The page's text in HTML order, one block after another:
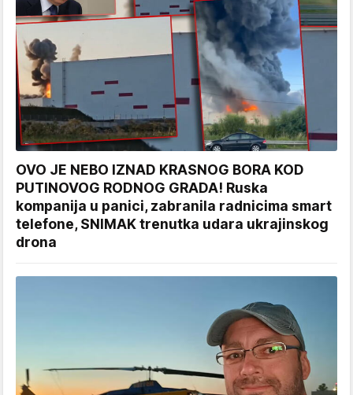
OVO JE NEBO IZNAD KRASNOG BORA KOD
PUTINOVOG RODNOG GRADA! Ruska
kompanija u panici, zabranila radnicima smart
telefone, SNIMAK trenutka udara ukrajinskog
drona